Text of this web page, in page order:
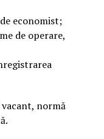
economist;
de operare,
normă